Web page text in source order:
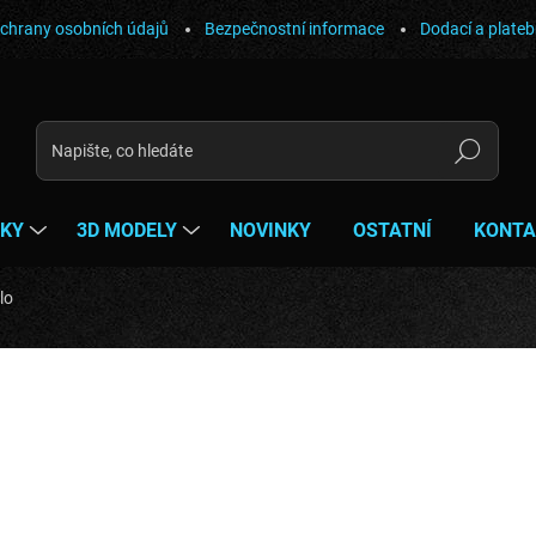
osobních údajů Bezpečnostní informace Dodací a
Hledat
3D MODELY NOVINKY OSTATNÍ